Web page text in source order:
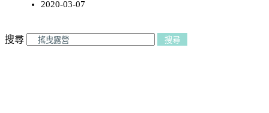
2020-03-07
搜尋 搜尋